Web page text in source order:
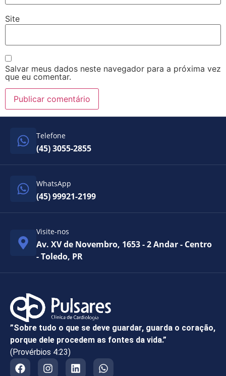
Site
Salvar meus dados neste navegador para a próxima vez
que eu comentar.
Telefone
(45) 3055-2855
WhatsApp
(45) 99921-2199
Visite-nos
Av. XV de Novembro, 1653 - 2 Andar - Centro
- Toledo, PR
”Sobre tudo o que se deve guardar, guarda o coração,
porque dele procedem as fontes da vida.”
(Provérbios 4:23)